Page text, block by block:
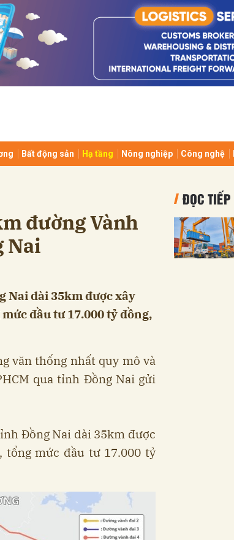
Bất động sản Hạ tầng Nông nghiệp Công nghệ
đường Vành
Nai
Nai dài 35km được xây
đầu tư 17.000 tỷ đồng,
văn thống nhất quy mô và
qua tỉnh Đồng Nai gửi
Đồng Nai dài 35km được
tổng mức đầu tư 17.000 tỷ
ĐỌC TIẾP